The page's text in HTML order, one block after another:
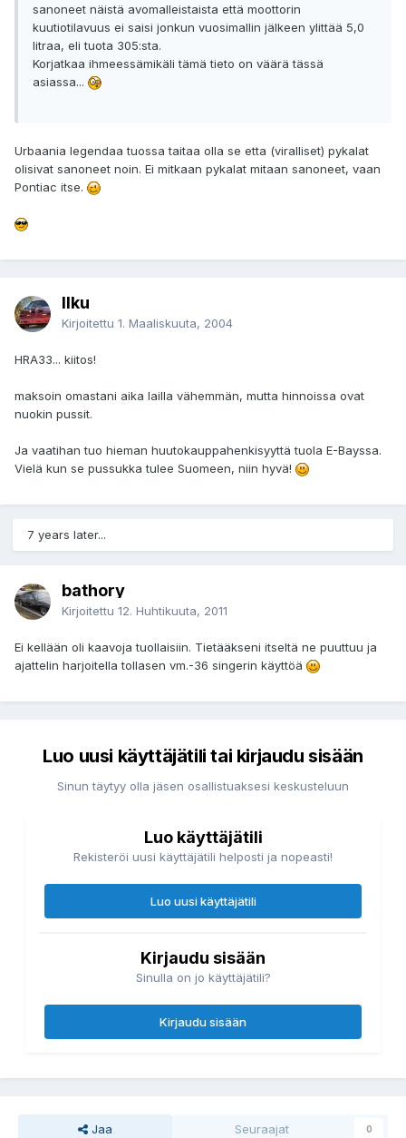
sanoneet näistä avomalleistaista että moottorin
kuutiotilavuus ei saisi jonkun vuosimallin jälkeen ylittää 5,0
litraa, eli tuota 305:sta.
Korjatkaa ihmeessämikäli tämä tieto on väärä tässä
asiassa...
Urbaania legendaa tuossa taitaa olla se etta (viralliset) pykalat
olisivat sanoneet noin. Ei mitkaan pykalat mitaan sanoneet, vaan
Pontiac itse.
Ilku
Kirjoitettu 1. Maaliskuuta, 2004
HRA33... kiitos!
maksoin omastani aika lailla vähemmän, mutta hinnoissa ovat
nuokin pussit.
Ja vaatihan tuo hieman huutokauppahenkisyyttä tuola E-Bayssa.
Vielä kun se pussukka tulee Suomeen, niin hyvä!
7 years later...
bathory
Kirjoitettu 12. Huhtikuuta, 2011
Ei kellään oli kaavoja tuollaisiin. Tietääkseni itseltä ne puuttuu ja
ajattelin harjoitella tollasen vm.-36 singerin käyttöä
Luo uusi käyttäjätili tai kirjaudu sisään
Sinun täytyy olla jäsen osallistuaksesi keskusteluun
Luo käyttäjätili
Rekisteröi uusi käyttäjätili helposti ja nopeasti!
Luo uusi käyttäjätili
Kirjaudu sisään
Sinulla on jo käyttäjätili?
Kirjaudu sisään
Jaa Seuraajat 0